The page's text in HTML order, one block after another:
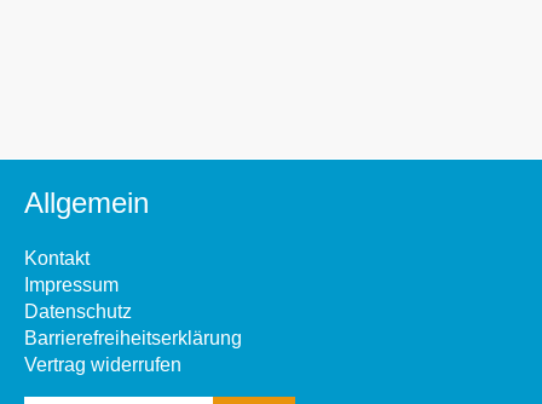
Allgemein
Kontakt
Impressum
Datenschutz
Barrierefreiheitserklärung
Vertrag widerrufen